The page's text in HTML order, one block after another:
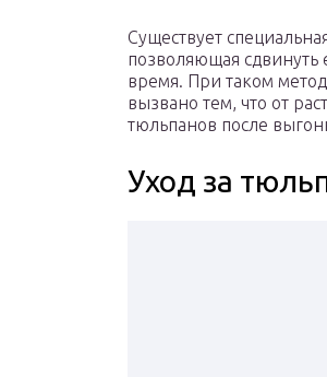
Существует
позволяющая сдвинуть
время. При таком
вызвано тем, что от
тюльпанов после
Уход за